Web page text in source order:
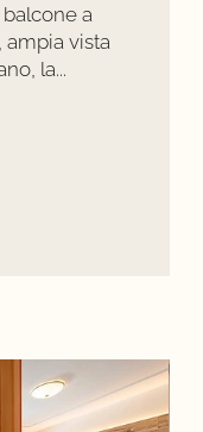
a
ampia vista
la...